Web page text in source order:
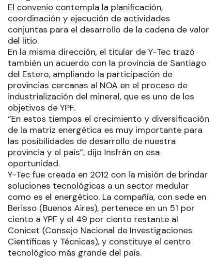
El convenio contempla la planificación,
coordinación y ejecución de actividades
conjuntas para el desarrollo de la cadena de valor
del litio.
En la misma dirección, el titular de Y-Tec trazó
también un acuerdo con la provincia de Santiago
del Estero, ampliando la participación de
provincias cercanas al NOA en el proceso de
industrialización del mineral, que es uno de los
objetivos de YPF.
“En estos tiempos el crecimiento y diversificación
de la matriz energética es muy importante para
las posibilidades de desarrollo de nuestra
provincia y el país”, dijo Insfrán en esa
oportunidad.
Y-Tec fue creada en 2012 con la misión de brindar
soluciones tecnológicas a un sector medular
como es el energético. La compañía, con sede en
Berisso (Buenos Aires), pertenece en un 51 por
ciento a YPF y el 49 por ciento restante al
Conicet (Consejo Nacional de Investigaciones
Científicas y Técnicas), y constituye el centro
tecnológico más grande del país.